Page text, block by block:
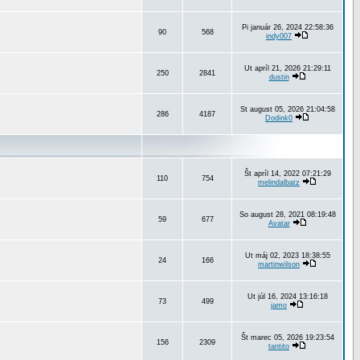
90 568
Pi január 26, 2024 22:58:36
indy007
250 2841
Ut apríl 21, 2026 21:29:11
dustin
286 4187
St august 05, 2026 21:04:58
Dodink0
110 754
Št apríl 14, 2022 07:21:29
melindalbatz
59 677
So august 28, 2021 08:19:48
Avatar
24 166
Ut máj 02, 2023 18:38:55
martinwilson
73 499
Ut júl 16, 2024 13:16:18
jamo
156 2309
Št marec 05, 2026 19:23:54
tantito